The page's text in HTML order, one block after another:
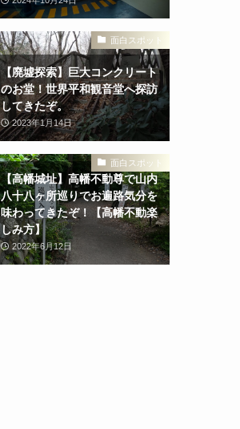
面白スポット
【廃墟探索】巨大コンクリート
のお堂！世界平和観音堂へ探訪
してきたぞ。
2023年1月14日
面白スポット
【高幡城址】高幡不動尊で山内
八十八ヶ所巡りでお遍路気分を
味わってきたぞ！【高幡不動楽
しみ方】
2022年6月12日